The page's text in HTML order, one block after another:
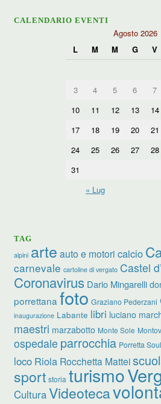
CALENDARIO EVENTI
Agosto 2026
L
M M G V
3
4 5 6 7
10
11 12 13 14
17
18 19 20 21
24
25 26 27 28
31
« Lug
TAG
alpini arte auto e motori calcio
carnevale cartoline di vergato Castel
Coronavirus Dario Mingarelli
porrettana foto Graziano Pederzani
inaugurazione Labante libri luciano
maestri marzabotto Monte Sole
ospedale parrocchia Porretta
loco Riola Rocchetta Mattei
sport storia turismo
CulturaVideoteca